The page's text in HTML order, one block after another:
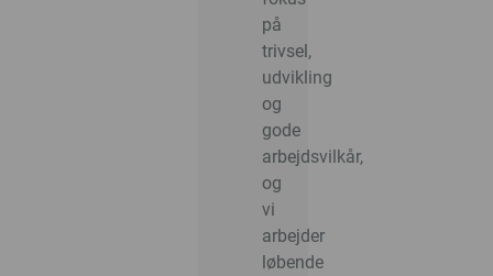
på
trivsel,
udvikling
og
gode
arbejdsvilkår,
og
vi
arbejder
løbende